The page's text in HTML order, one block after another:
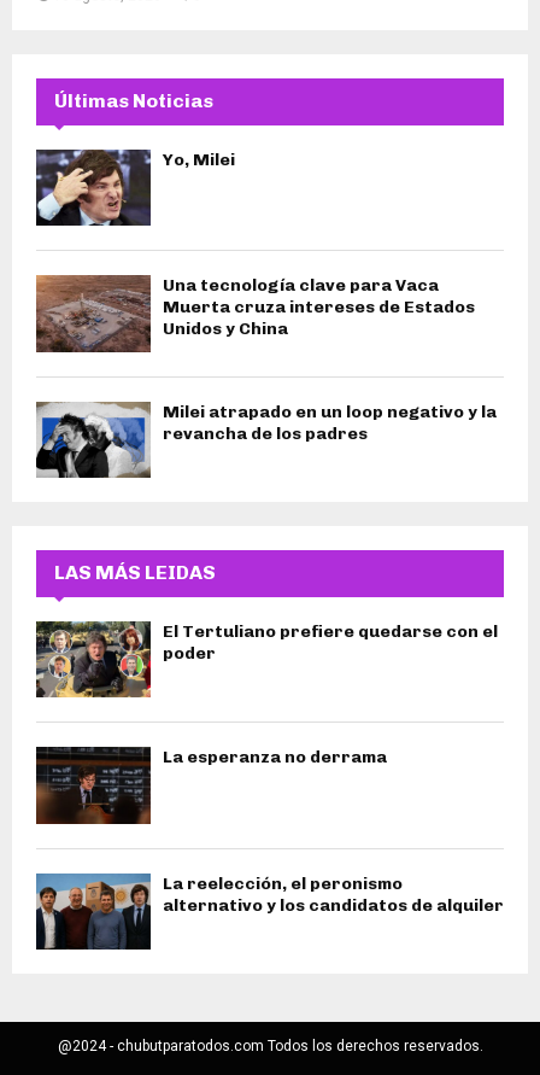
Últimas Noticias
Yo, Milei
Una tecnología clave para Vaca
Muerta cruza intereses de Estados
Unidos y China
Milei atrapado en un loop negativo y la
revancha de los padres
LAS MÁS LEIDAS
El Tertuliano prefiere quedarse con el
poder
La esperanza no derrama
La reelección, el peronismo
alternativo y los candidatos de alquiler
@2024 - chubutparatodos.com Todos los derechos reservados.